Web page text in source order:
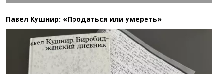
Павел Кушнир: «Продаться или умереть»